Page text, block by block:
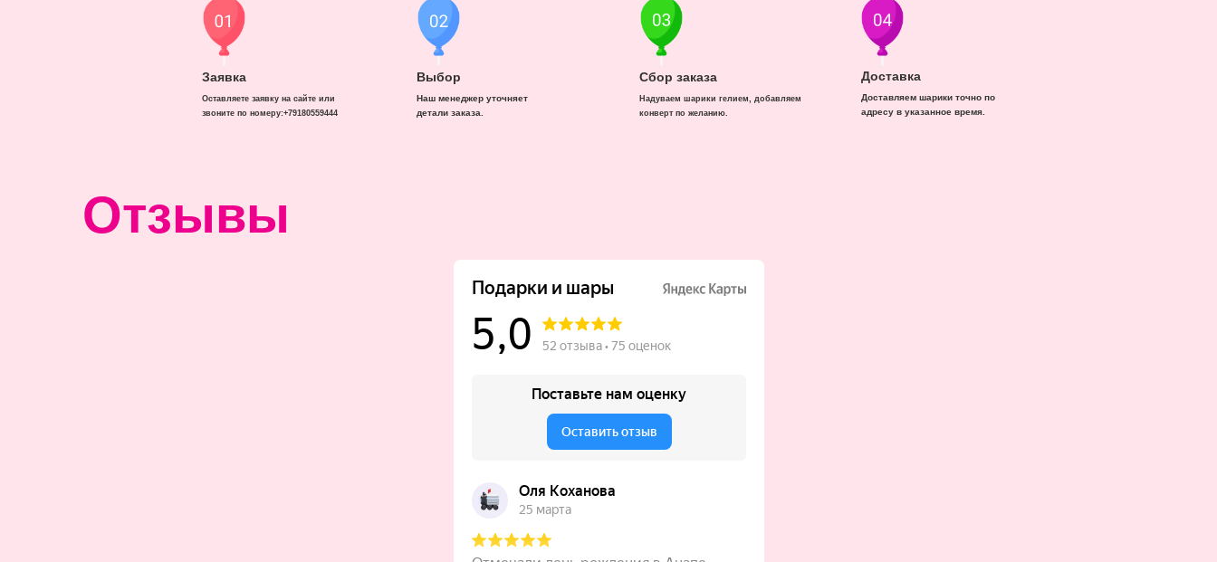
Доставка
Доставляем шарики точно по
адресу в указанное время.
Сбор заказа
Надуваем шарики гелием, добавляем
конверт по желанию.
Заявка
Оставляете заявку на сайте или
звоните по номеру:+79180559444
Выбор
Наш менеджер уточняет
детали заказа.
Отзывы